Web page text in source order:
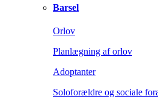
Barsel
Orlov
Planlægning af orlov
Adoptanter
Soloforældre og sociale